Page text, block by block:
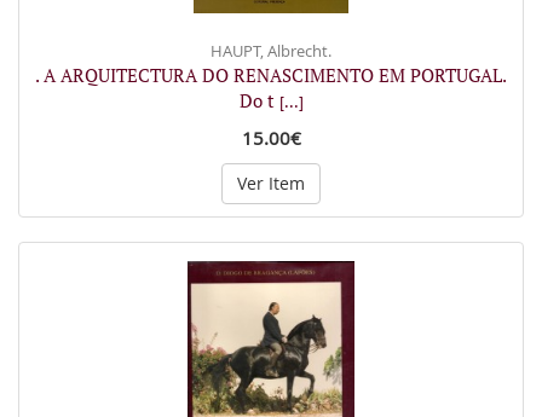
HAUPT, Albrecht.
. A ARQUITECTURA DO RENASCIMENTO EM PORTUGAL.
Do t [...]
15.00€
Ver Item